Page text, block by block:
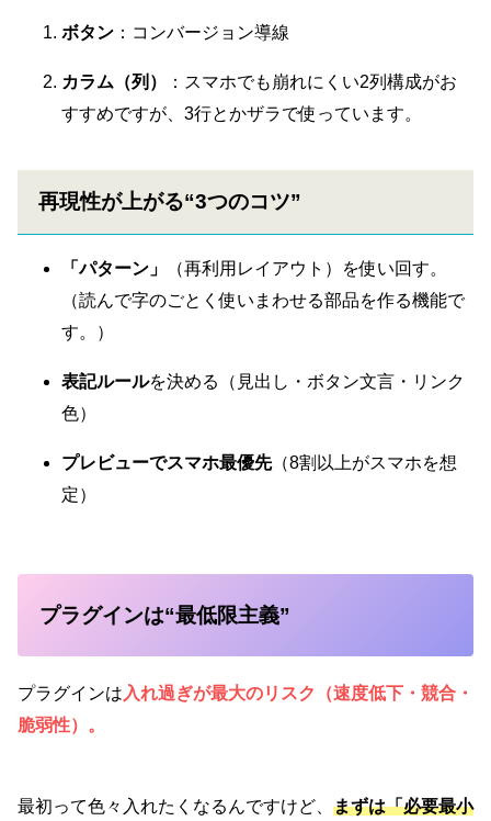
ボタン ：コンバージョン導線
カラム（列）
：スマホでも崩れにくい2列構成がお
すすめですが、3行とかザラで使っています。
再現性が上がる“3つのコツ”
「パターン」
（再利用レイアウト）を使い回す。
（読んで字のごとく使いまわせる部品を作る機能で
す。）
表記ルールを決める（見出し・ボタン文言・リンク
色）
プレビューでスマホ最優先（8割以上がスマホを想
定）
プラグインは“最低限主義”
プラグインは 入れ過ぎが最大のリスク
（速度低下・競合・
脆弱性）。
最初って色々入れたくなるんですけど、 まずは「必要最小